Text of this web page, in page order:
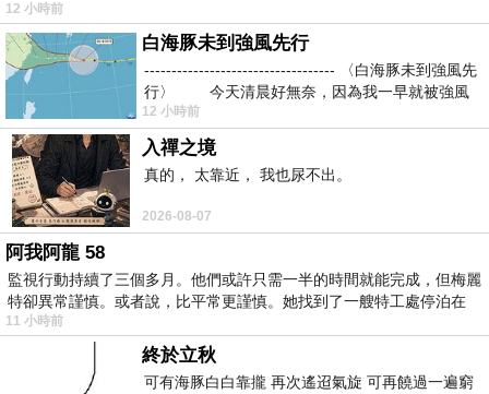
琬婷‥
雖然，距離上次來信（八十六年十二月），已
過八個月。
雖然，琬婷找不到什麼話題好聊，但是‥每次
收到來信，就覺得很高興，因為‥琬婷總是還記
得‥阿文這麼一個‥身在遠方的大朋友，這讓阿文
很欣慰，而且感動呢！
歲月還真是不饒人呢！記得那時，在「桃園．
行善堂」舉辦活動時，琬婷也才是個「國小三年
級」的小妹妹而已，怎麼一轉眼，妳都要升六年級
了？ 大人都被小孩子，追老啦！
看琬婷在信上畫的漫畫，可見得——妳的「畫
功」，真是進步了很多哦！
畫得真是很「流利」，也很「漂亮」，若琬婷很喜
12 小時前
白海豚未到強風先行
----------------------------------- 〈白海豚未到強風先
行〉 今天清晨好無奈，因為我一早就被強風
12 小時前
入禪之境
真的， 太靠近， 我也尿不出。
2026-08-07
阿我阿龍 58
監視行動持續了三個多月。他們或許只需一半的時間就能完成，但梅麗
特卻異常謹慎。或者說，比平常更謹慎。她找到了一艘特工處停泊在
11 小時前
終於立秋
可有海豚白白靠攏 再次遙迢氣旋 可再饒過一遍窮